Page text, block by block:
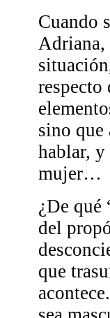
Cuando
Adriana,
respecto
sino que
hablar, y
mujer…
¿De qué
del
que